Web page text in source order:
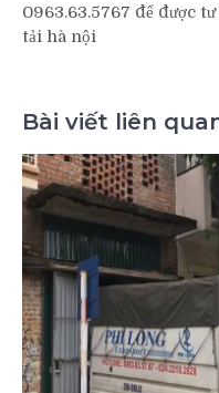
0963.63.5767 để được
tải hà nội
Bài viết liên